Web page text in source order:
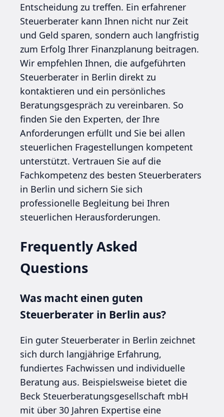
Entscheidung zu treffen. Ein erfahrener
Steuerberater kann Ihnen nicht nur Zeit
und Geld sparen, sondern auch langfristig
zum Erfolg Ihrer Finanzplanung beitragen.
Wir empfehlen Ihnen, die aufgeführten
Steuerberater in Berlin direkt zu
kontaktieren und ein persönliches
Beratungsgespräch zu vereinbaren. So
finden Sie den Experten, der Ihre
Anforderungen erfüllt und Sie bei allen
steuerlichen Fragestellungen kompetent
unterstützt. Vertrauen Sie auf die
Fachkompetenz des besten Steuerberaters
in Berlin und sichern Sie sich
professionelle Begleitung bei Ihren
steuerlichen Herausforderungen.
Frequently Asked
Questions
Was macht einen guten
Steuerberater in Berlin aus?
Ein guter Steuerberater in Berlin zeichnet
sich durch langjährige Erfahrung,
fundiertes Fachwissen und individuelle
Beratung aus. Beispielsweise bietet die
Beck Steuerberatungsgesellschaft mbH
mit über 30 Jahren Expertise eine